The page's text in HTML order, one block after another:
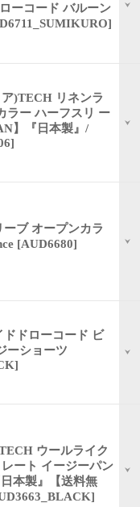
ーコード バルーン
)TECH リネンラ
ラー ハーフスリ ー
】『日本製』/
ブ オープンカラ
[AUD6680]
ドローコード ビ
ーショーツ
ウールライク
ート イージーパン
本製』【送料無